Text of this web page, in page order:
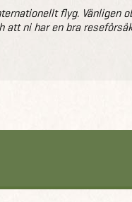
flyg. Vänligen
ni har en bra